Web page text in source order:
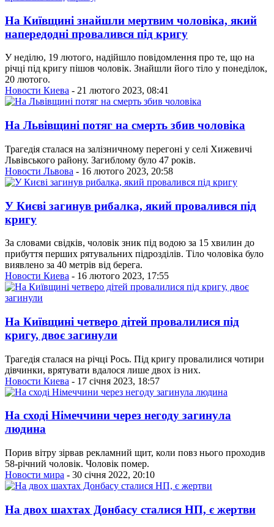
На Київщині знайшли мертвим чоловіка, який
напередодні провалився під кригу
У неділю, 19 лютого, надійшло повідомлення про те, що на
річці під кригу пішов чоловік. Знайшли його тіло у понеділок,
20 лютого.
Новости Киева - 21 лютого 2023, 08:41
На Львівщині потяг на смерть збив чоловіка
Трагедія сталася на залізничному перегоні у селі Хижевичі
Львівського району. Загиблому було 47 років.
Новости Львова - 16 лютого 2023, 20:58
У Києві загинув рибалка, який провалився під
кригу
За словами свідків, чоловік зник під водою за 15 хвилин до
прибуття перших рятувальних підрозділів. Тіло чоловіка було
виявлено за 40 метрів від берега.
Новости Киева - 16 лютого 2023, 17:55
На Київщині четверо дітей провалилися під
кригу, двоє загинули
Трагедія сталася на річці Рось. Під кригу провалилися чотири
дівчинки, врятувати вдалося лише двох із них.
Новости Киева - 17 січня 2023, 18:57
На сході Німеччини через негоду загинула
людина
Порив вітру зірвав рекламний щит, коли повз нього проходив
58-річний чоловік. Чоловік помер.
Новости мира - 30 січня 2022, 20:10
На двох шахтах Донбасу сталися НП, є жертви